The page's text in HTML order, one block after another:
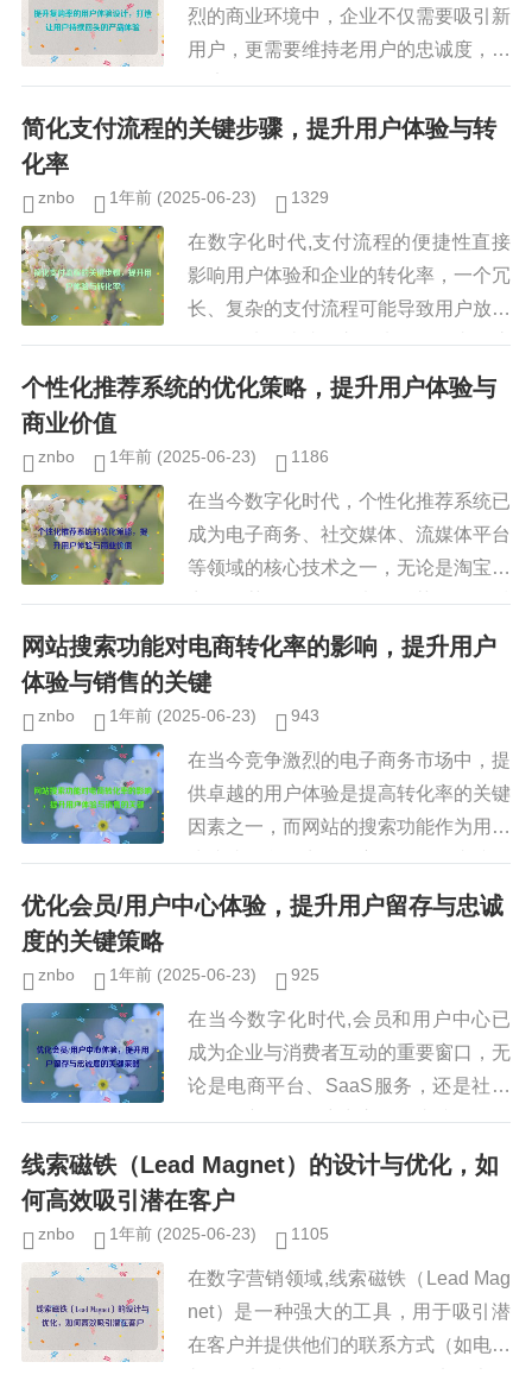
烈的商业环境中，企业不仅需要吸引新
用户，更需要维持老用户的忠诚度，复
购率（Repeat Purchase Rate）是衡
量用户是否愿意再次购买产品或服务的
简化支付流程的关键步骤，提升用户体验与转
化率
znbo 1年前 (2025-06-23) 1329
在数字化时代,支付流程的便捷性直接
影响用户体验和企业的转化率，一个冗
长、复杂的支付流程可能导致用户放弃
购买，从而造成收入损失，优化支付流
程成为电商、金融科技和各类在线服务
个性化推荐系统的优化策略，提升用户体验与
商业价值
znbo 1年前 (2025-06-23) 1186
在当今数字化时代，个性化推荐系统已
成为电子商务、社交媒体、流媒体平台
等领域的核心技术之一，无论是淘宝的
商品推荐、Netflix的电影推荐，还是抖
音的短视频推荐，个性化推荐系统都在
帮助用户发现感兴趣的内...
网站搜索功能对电商转化率的影响，提升用户
体验与销售的关键
znbo 1年前 (2025-06-23) 943
在当今竞争激烈的电子商务市场中，提
供卓越的用户体验是提高转化率的关键
因素之一，而网站的搜索功能作为用户
快速找到所需商品的主要工具，直接影
响着用户的购物体验和最终购买决策，
优化会员/用户中心体验，提升用户留存与忠诚
度的关键策略
znbo 1年前 (2025-06-23) 925
在当今数字化时代,会员和用户中心已
成为企业与消费者互动的重要窗口，无
论是电商平台、SaaS服务，还是社交
媒体，良好的用户中心体验直接影响用
户的留存率、活跃度和品牌忠诚度，许
多企业的用户中心设计仍停留在...
线索磁铁（Lead Magnet）的设计与优化，如
何高效吸引潜在客户
znbo 1年前 (2025-06-23) 1105
在数字营销领域,线索磁铁（Lead Mag
net）是一种强大的工具，用于吸引潜
在客户并提供他们的联系方式（如电子